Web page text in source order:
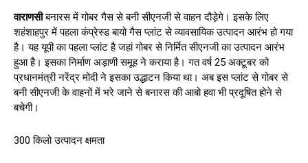
वाराणसीबनारस में गोबर गैस से बनी सीएनजी से वाहन दौड़ेगे। इसके लिए
शहंशाहपुर में पहला कंप्रेस्ड बायो गैस प्लांट से व्यावसायिक उत्पादन आरंभ हो गया
है। यह यूपी का पहला प्लांट है जहां गोबर से निर्मित सीएनजी का उत्पादन आरंभ
हुआ है। इसका निर्माण अड़ाणी समूह ने कराया है। गत वर्ष 25 अक्टूबर को
प्रधानमंत्री नरेंद्र मोदी ने इसका उद्धाटन किया था। अब इस प्लांट से गोबर से
बनी सीएनजी के वाहनों में भरे जाने से बनारस की आबो हवा भी प्रदूषित होने से
बचेगी।
300 किलो उत्पादन क्षमता